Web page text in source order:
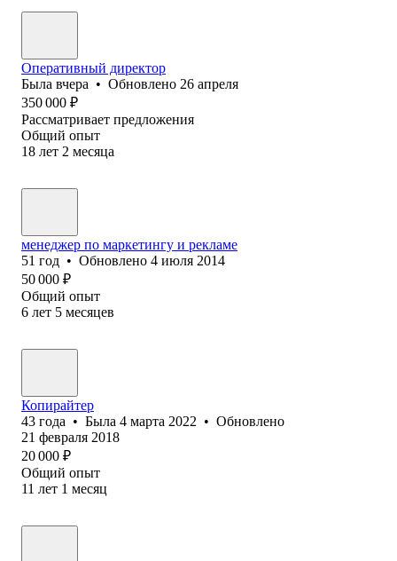
Оперативный директор
Была вчера • Обновлено 26 апреля
350 000 ₽
Рассматривает предложения
Общий опыт
18 лет 2 месяца
менеджер по маркетингу и рекламе
51 год • Обновлено 4 июля 2014
50 000 ₽
Общий опыт
6 лет 5 месяцев
Копирайтер
43 года • Была 4 марта 2022 • Обновлено
21 февраля 2018
20 000 ₽
Общий опыт
11 лет 1 месяц